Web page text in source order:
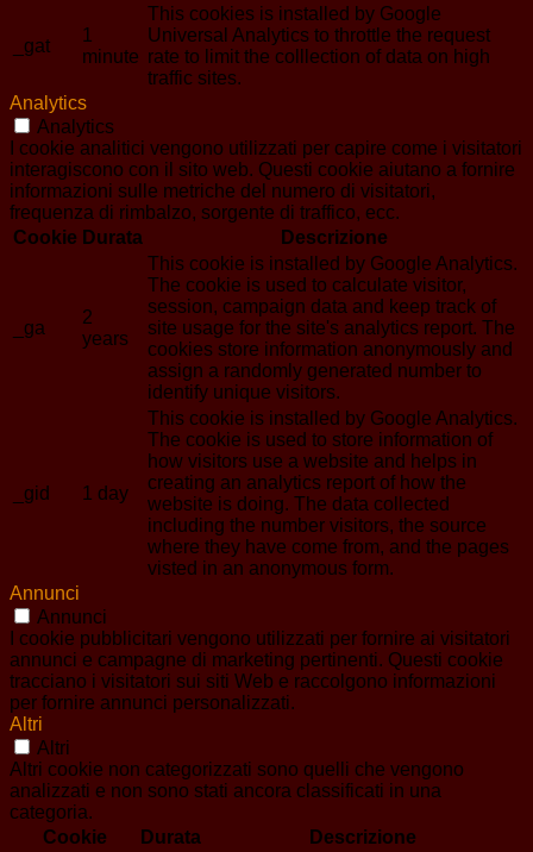
_gat
1
minute
This cookies is installed by Google
Universal Analytics to throttle the request
rate to limit the colllection of data on high
traffic sites.
Analytics
Analytics
I cookie analitici vengono utilizzati per capire come i visitatori
interagiscono con il sito web. Questi cookie aiutano a fornire
informazioni sulle metriche del numero di visitatori,
frequenza di rimbalzo, sorgente di traffico, ecc.
Cookie Durata Descrizione
_ga
2
years
This cookie is installed by Google Analytics.
The cookie is used to calculate visitor,
session, campaign data and keep track of
site usage for the site's analytics report. The
cookies store information anonymously and
assign a randomly generated number to
identify unique visitors.
_gid 1 day
This cookie is installed by Google Analytics.
The cookie is used to store information of
how visitors use a website and helps in
creating an analytics report of how the
website is doing. The data collected
including the number visitors, the source
where they have come from, and the pages
visted in an anonymous form.
Annunci
Annunci
I cookie pubblicitari vengono utilizzati per fornire ai visitatori
annunci e campagne di marketing pertinenti. Questi cookie
tracciano i visitatori sui siti Web e raccolgono informazioni
per fornire annunci personalizzati.
Altri
Altri
Altri cookie non categorizzati sono quelli che vengono
analizzati e non sono stati ancora classificati in una
categoria.
Cookie
Durata
Descrizione